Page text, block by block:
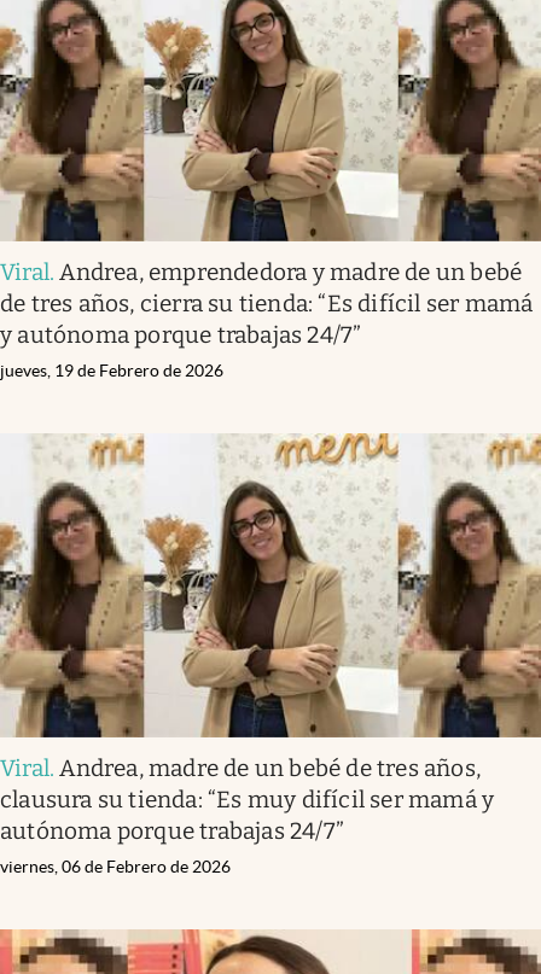
Viral.Andrea, emprendedora y madre de un bebé
de tres años, cierra su tienda: “Es difícil ser mamá
y autónoma porque trabajas 24/7”
jueves, 19 de Febrero de 2026
Viral.Andrea, madre de un bebé de tres años,
clausura su tienda: “Es muy difícil ser mamá y
autónoma porque trabajas 24/7”
viernes, 06 de Febrero de 2026